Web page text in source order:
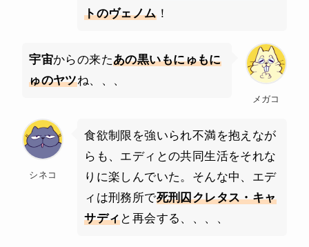
トのヴェノム！
メガコ
宇宙からの来たあの黒いもにゅもに
ゅのヤツね、、、
シネコ
食欲制限を強いられ不満を抱えなが
らも、エディとの共同生活をそれな
りに楽しんでいた。そんな中、エデ
ィは刑務所で死刑囚クレタス・キャ
サディと再会する、、、、